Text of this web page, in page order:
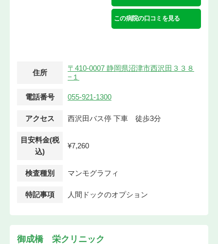
この病院の口コミを見る
住所
〒410-0007 静岡県沼津市西沢田３３８
−１
電話番号 055-921-1300
アクセス 西沢田バス停 下車 徒歩3分
目安料金(税
込)
¥7,260
検査種別 マンモグラフィ
特記事項 人間ドックのオプション
御成橋 栄クリニック